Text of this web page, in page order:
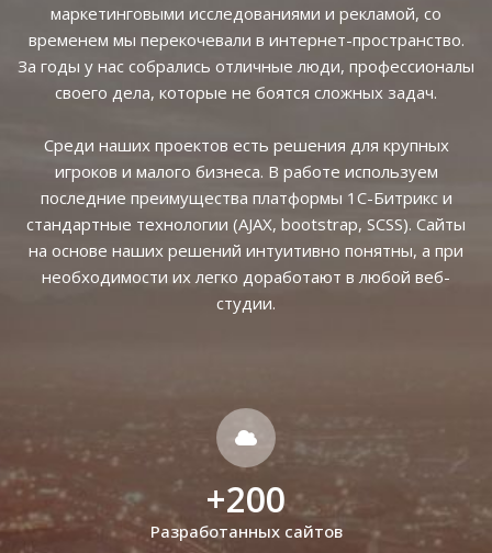
маркетинговыми исследованиями и рекламой, со
временем мы перекочевали в интернет-пространство.
За годы у нас собрались отличные люди, профессионалы
своего дела, которые не боятся сложных задач.
Среди наших проектов есть решения для крупных
игроков и малого бизнеса. В работе используем
последние преимущества платформы 1С-Битрикс и
стандартные технологии (AJAX, bootstrap, SCSS). Сайты
на основе наших решений интуитивно понятны, а при
необходимости их легко доработают в любой веб-
студии.
+200
Разработанных сайтов